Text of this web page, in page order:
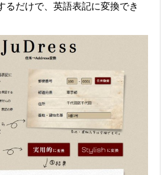
るだけで、英語表記に変換でき